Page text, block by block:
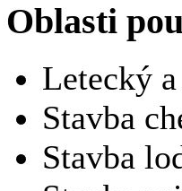
Oblasti
Letecký
Stavba
Stavba